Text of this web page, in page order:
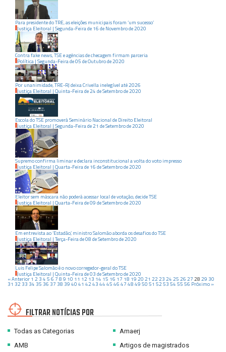
Para presidente do TRE, as eleições municipais foram ‘um sucesso’
Justiça Eleitoral | Segunda-Feirade 16 de Novembrode2020
Contra fake news, TSE e agências de checagem firmam parceria
Política | Segunda-Feirade05 deOutubrode2020
Por unanimidade, TRE-RJ deixa Crivella inelegível até 2026
Justiça Eleitoral | Quinta-Feirade24 deSetembrode2020
Escola do TSE promoverá Seminário Nacional de Direito Eleitoral
Justiça Eleitoral | Segunda-Feirade21 deSetembrode2020
Supremo confirma liminar e declara inconstitucional a volta do voto impresso
Justiça Eleitoral | Quarta-Feirade 16 deSetembrode2020
Eleitor sem máscara não poderá acessar local de votação, decide TSE
Justiça Eleitoral | Quarta-Feirade09 deSetembrode2020
Em entrevista ao ‘Estadão’, ministro Salomão aborda os desafios do TSE
Justiça Eleitoral | Terça-Feirade08 deSetembrode2020
Luis Felipe Salomão é o novo corregedor-geral do TSE
Justiça Eleitoral | Quinta-Feirade03 deSetembrode2020
« Anterior 1 2 3 4 5 6 7 8 9 10 11 12 13 14 15 16 17 18 19 20 21 22 23 24 25 26 27 28 29 30
31 32 33 34 35 36 37 38 39 40 41 42 43 44 45 46 47 48 49 50 51 52 53 54 55 56 Próximo »
FILTRAR NOTÍCIAS POR
Todas as Categorias
AMB
Amaerj
Artigos de magistrados